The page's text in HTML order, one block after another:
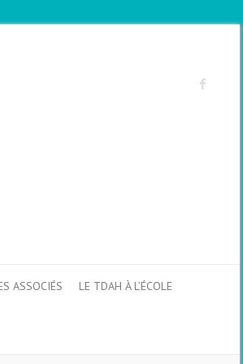
ASSOCIÉS LE TDAH À L’ÉCOLE